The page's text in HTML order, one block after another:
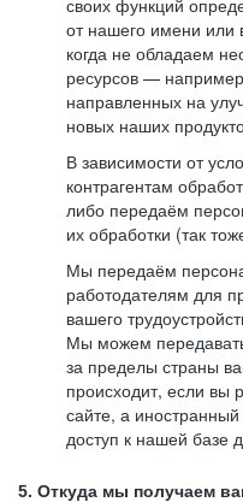
своих функций
от нашего имени или
когда не обладаем
ресурсов —
направленных на
новых наших
В зависимости от
контрагентам
либо передаём
их обработки (так
Мы передаём
работодателям для
вашего
Мы можем
за пределы страны
происходит, если
сайте, а
доступ к нашей базе
5. Откуда мы получаем